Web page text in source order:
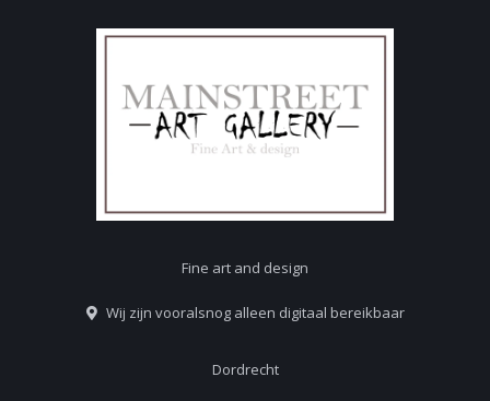
Fine art and design
Wij zijn vooralsnog alleen digitaal bereikbaar
Dordrecht